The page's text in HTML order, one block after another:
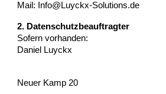
Mail: Info@Luyckx-Solutions.de
2. Datenschutzbeauftragter
Sofern vorhanden:
Daniel Luyckx
Neuer Kamp 20